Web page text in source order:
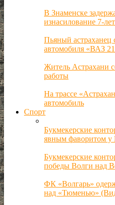
В Знаменске
изнасилование 7-
Пьяный
автомобиля «ВАЗ
Житель Астрахани
работы
На трассе
автомобиль
Спорт
Букмекерские
явным фаворитом
Букмекерские
победы Волги над
ФК «Волгарь»
над «Тюменью»